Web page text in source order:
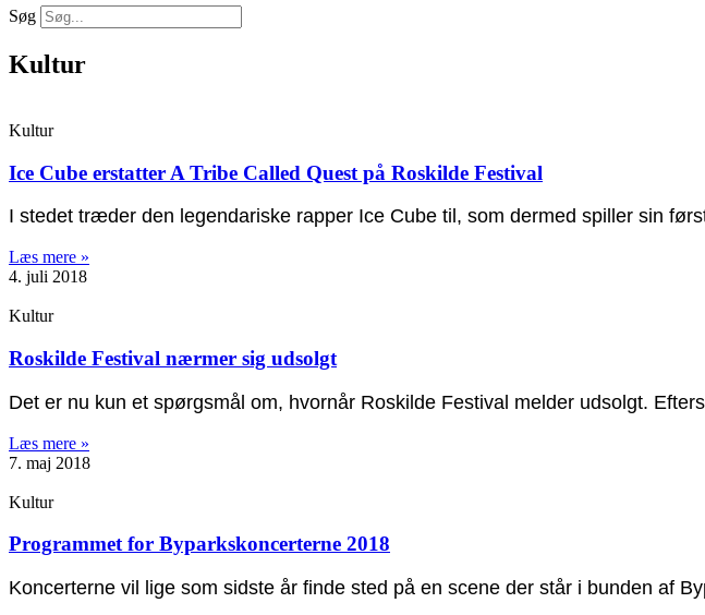
Søg
Kultur
Kultur
Ice Cube erstatter A Tribe Called Quest på Roskilde Festival
I stedet træder den legendariske rapper Ice Cube til, som dermed spiller sin
Læs mere »
4. juli 2018
Kultur
Roskilde Festival nærmer sig udsolgt
Det er nu kun et spørgsmål om, hvornår Roskilde Festival melder udsolgt.
Læs mere »
7. maj 2018
Kultur
Programmet for Byparkskoncerterne 2018
Koncerterne vil lige som sidste år finde sted på en scene der står i bunden af